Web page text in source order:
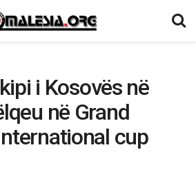
i Kosovës në
në Grand
cup